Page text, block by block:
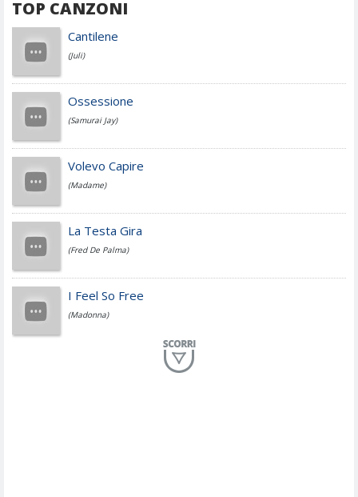
Achille Lauro
Cesare Cremonini
Jovanotti
Fedez
Simone Cristicchi
TOP CANZONI
Cantilene
(Juli)
Ossessione
(Samurai Jay)
Volevo Capire
(Madame)
La Testa Gira
(Fred De Palma)
I Feel So Free
(Madonna)